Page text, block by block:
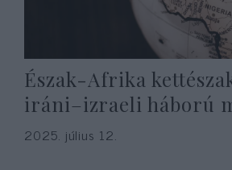
Észak-Afrika
iráni–izraeli háború
2025. július 12.